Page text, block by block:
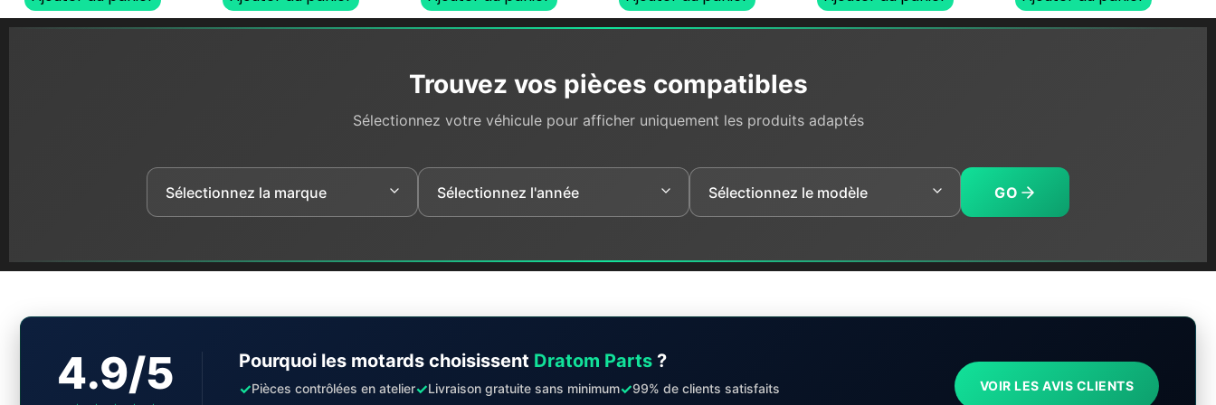
Trouvez vos pièces compatibles
Sélectionnez votre véhicule pour afficher uniquement les produits adaptés
GO
4.9/5 Pourquoi les motards choisissent Dratom Parts ?
✓Pièces contrôlées en atelier✓Livraison gratuite sans minimum✓99% de clients satisfaits VOIR LES AVIS CLIENTS